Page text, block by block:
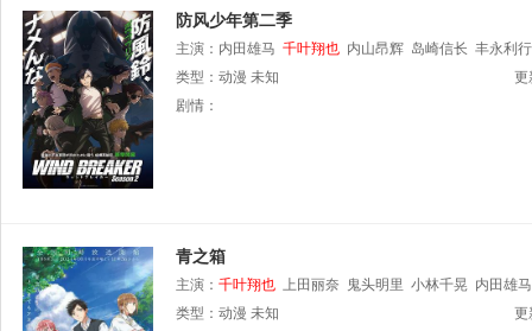
防风少年第二季
主演： 内田雄马 千叶翔也 内山昂辉 岛崎信长 丰永利行
类型： 动漫 未知
更
剧情：
青之箱
主演： 千叶翔也 上田丽奈 鬼头明里 小林千晃 内田雄马
类型： 动漫 未知
更